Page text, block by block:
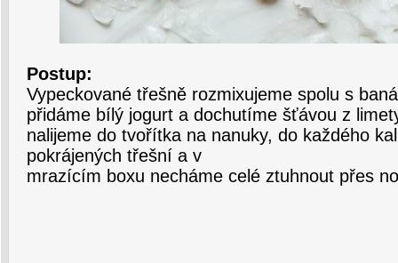
Postup:
Vypeckované třešně rozmixujeme spolu s
přidáme bílý jogurt a dochutíme šťávou z
nalijeme do tvořítka na nanuky, do každého
pokrájených třešní a v
mrazícím boxu necháme celé ztuhnout přes